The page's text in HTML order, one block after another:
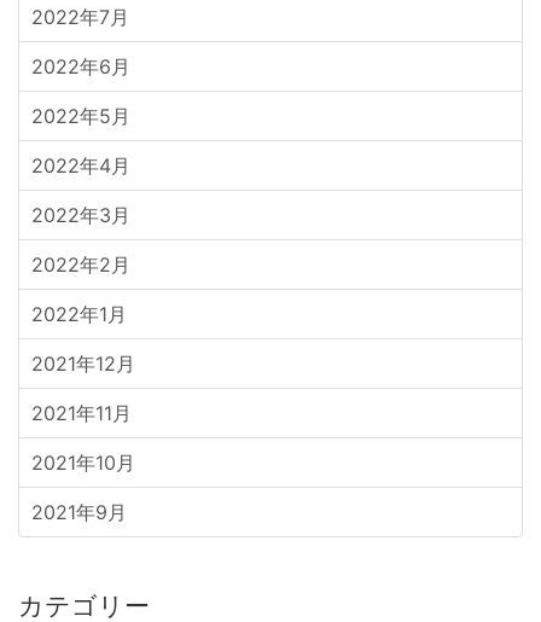
2022年7月
2022年6月
2022年5月
2022年4月
2022年3月
2022年2月
2022年1月
2021年12月
2021年11月
2021年10月
2021年9月
カテゴリー